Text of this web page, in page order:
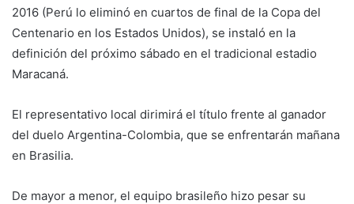
2016 (Perú lo eliminó en cuartos de final de la Copa del
Centenario en los Estados Unidos), se instaló en la
definición del próximo sábado en el tradicional estadio
Maracaná.
El representativo local dirimirá el título frente al ganador
del duelo Argentina-Colombia, que se enfrentarán mañana
en Brasilia.
De mayor a menor, el equipo brasileño hizo pesar su